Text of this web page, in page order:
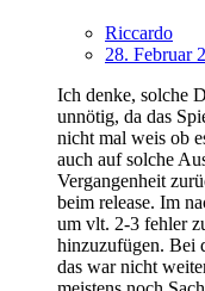
Riccardo
28. Februar
Ich denke, solche
unnötig, da das
nicht mal weis ob
auch auf solche
Vergangenheit
beim release. Im
um vlt. 2-3 fehler
hinzuzufügen. Bei
das war nicht